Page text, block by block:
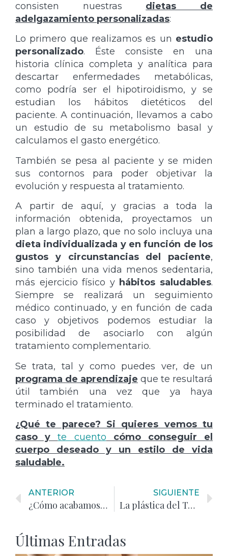
consisten nuestras dietas de
adelgazamiento personalizadas:
Lo primero que realizamos es un estudio
personalizado. Éste consiste en una
historia clínica completa y analítica para
descartar enfermedades metabólicas,
como podría ser el hipotiroidismo, y se
estudian los hábitos dietéticos del
paciente. A continuación, llevamos a cabo
un estudio de su metabolismo basal y
calculamos el gasto energético.
También se pesa al paciente y se miden
sus contornos para poder objetivar la
evolución y respuesta al tratamiento.
A partir de aquí, y gracias a toda la
información obtenida, proyectamos un
plan a largo plazo, que no solo incluya una
dieta individualizada y en función de los
gustos y circunstancias del paciente,
sino también una vida menos sedentaria,
más ejercicio físico y hábitos saludables.
Siempre se realizará un seguimiento
médico continuado, y en función de cada
caso y objetivos podemos estudiar la
posibilidad de asociarlo con algún
tratamiento complementario.
Se trata, tal y como puedes ver, de un
programa de aprendizaje que te resultará
útil también una vez que ya haya
terminado el tratamiento.
¿Qué te parece? Si quieres vemos tu
caso yte cuento cómo conseguir el
cuerpo deseado y un estilo de vida
saludable.
ANTERIOR
¿Cómo acabamos con la celulitis?
SIGUIENTE
La plástica del Tercer Milenio
Últimas Entradas